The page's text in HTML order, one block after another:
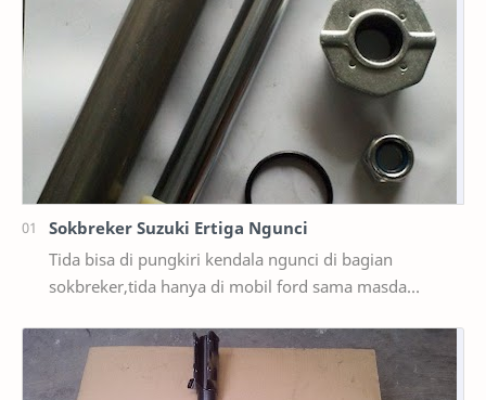
Sokbreker Suzuki Ertiga Ngunci
Tida bisa di pungkiri kendala ngunci di bagian
sokbreker,tida hanya di mobil ford sama masda